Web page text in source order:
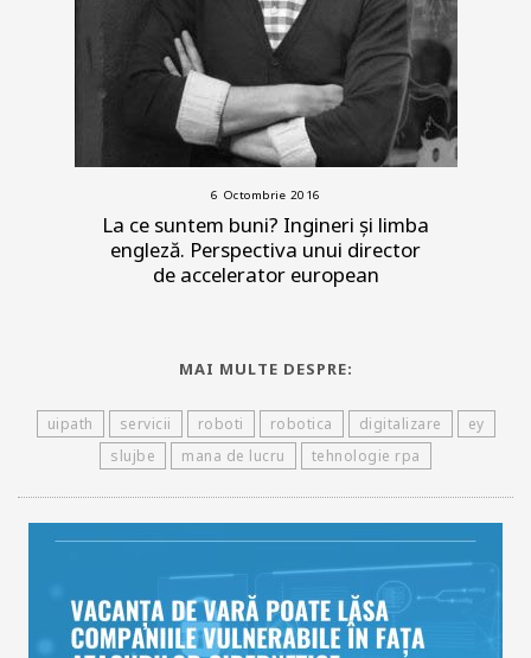
6 Octombrie 2016
La ce suntem buni? Ingineri și limba
engleză. Perspectiva unui director
de accelerator european
MAI MULTE DESPRE:
uipath servicii roboti robotica digitalizare
ey
slujbe
mana de lucru tehnologie rpa